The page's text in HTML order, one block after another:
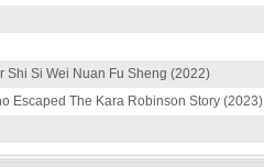
Shi Si Wei Nuan Fu Sheng (2022)
Escaped The Kara Robinson Story (2023)